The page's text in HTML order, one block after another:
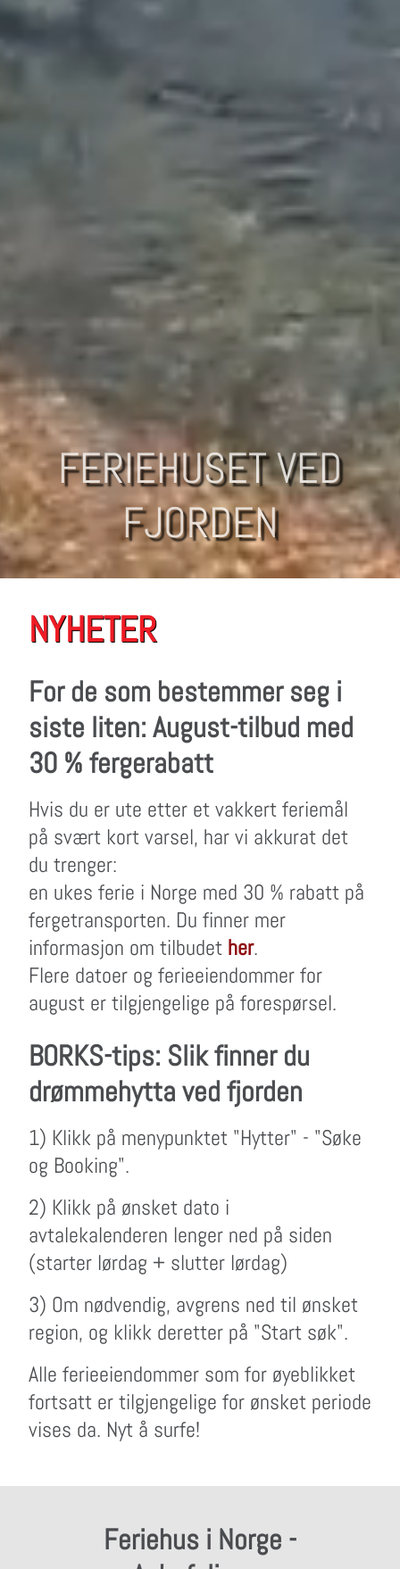
FERIEHUSET VED
FJORDEN
NYHETER
For de som bestemmer seg i
siste liten: August-tilbud med
30 % fergerabatt
Hvis du er ute etter et vakkert feriemål
på svært kort varsel, har vi akkurat det
du trenger:
en ukes ferie i Norge med 30 % rabatt på
fergetransporten. Du finner mer
informasjon om tilbudet her.
Flere datoer og ferieeiendommer for
august er tilgjengelige på forespørsel.
BORKS-tips: Slik finner du
drømmehytta ved fjorden
1) Klikk på menypunktet "Hytter" - "Søke
og Booking".
2) Klikk på ønsket dato i
avtalekalenderen lenger ned på siden
(starter lørdag + slutter lørdag)
3) Om nødvendig, avgrens ned til ønsket
region, og klikk deretter på "Start søk".
Alle ferieeiendommer som for øyeblikket
fortsatt er tilgjengelige for ønsket periode
vises da. Nyt å surfe!
Feriehus i Norge -